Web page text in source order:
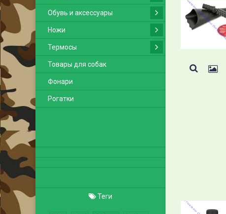
Обувь и аксессуары
Ножи
Термосы
Товары для собак
Фонари
Рогатки
Теги